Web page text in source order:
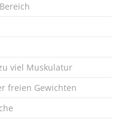
viel Muskulatur
freien Gewichten